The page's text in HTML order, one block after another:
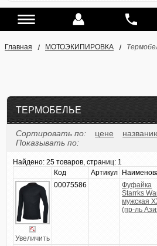
Главная МОТОЭКИПИРОВКА
ТЕРМОБЕЛЬЕ
Сортировать по: цене
Показывать по:
Найдено: 25 товаров, страниц: 1
Код
Артикул
Увеличить
00075586
Фуфайка
Starrks
мужская
(пр-ль